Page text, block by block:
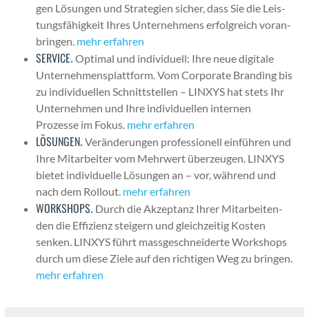
gen Lösun­gen und Strate­gien sich­er, dass Sie die Leis­
tungs­fähigkeit Ihres Unternehmens erfol­gre­ich voran­
brin­gen. mehr erfahren
SERVICE.Opti­mal und indi­vidu­ell: Ihre neue dig­i­tale
Unternehmen­splat­tform. Vom Cor­po­rate Brand­ing bis
zu indi­vidu­ellen Schnittstellen – LINXYS hat stets Ihr
Unternehmen und Ihre indi­vidu­ellen inter­nen
Prozesse im Fokus. mehr erfahren
LÖSUNGEN.Verän­derun­gen pro­fes­sionell ein­führen und
Ihre Mitar­beit­er vom Mehrw­ert überzeu­gen. LINXYS
bietet indi­vidu­elle Lösun­gen an – vor, während und
nach dem Roll­out. mehr erfahren
WORKSHOPS. Durch die Akzep­tanz Ihrer Mitar­bei­t­en­
den die Effizienz steigern und gle­ichzeit­ig Kosten
senken. LINXYS führt mass­geschnei­derte Work­shops
durch um diese Ziele auf den richti­gen Weg zu brin­gen.
mehr erfahren